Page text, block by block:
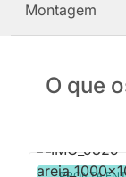
Montagem
O que